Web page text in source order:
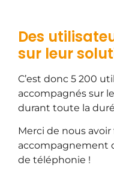
Des
sur leur
C’est donc 5 200
accompagnés sur
durant toute la
Merci de nous
accompagnement
de téléphonie !